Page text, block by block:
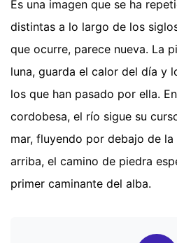
Es una imagen que se ha
distintas a lo largo de los
que ocurre, parece nueva. La
luna, guarda el calor del día y
los que han pasado por ella.
cordobesa, el río sigue su
mar, fluyendo por debajo de
arriba, el camino de piedra
primer caminante del alba.